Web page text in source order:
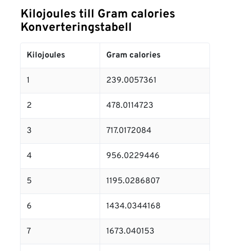
Kilojoules till Gram calories
Konverteringstabell
Kilojoules Gram calories
1 239.0057361
2 478.0114723
3 717.0172084
4 956.0229446
5 1195.0286807
6 1434.0344168
7 1673.040153